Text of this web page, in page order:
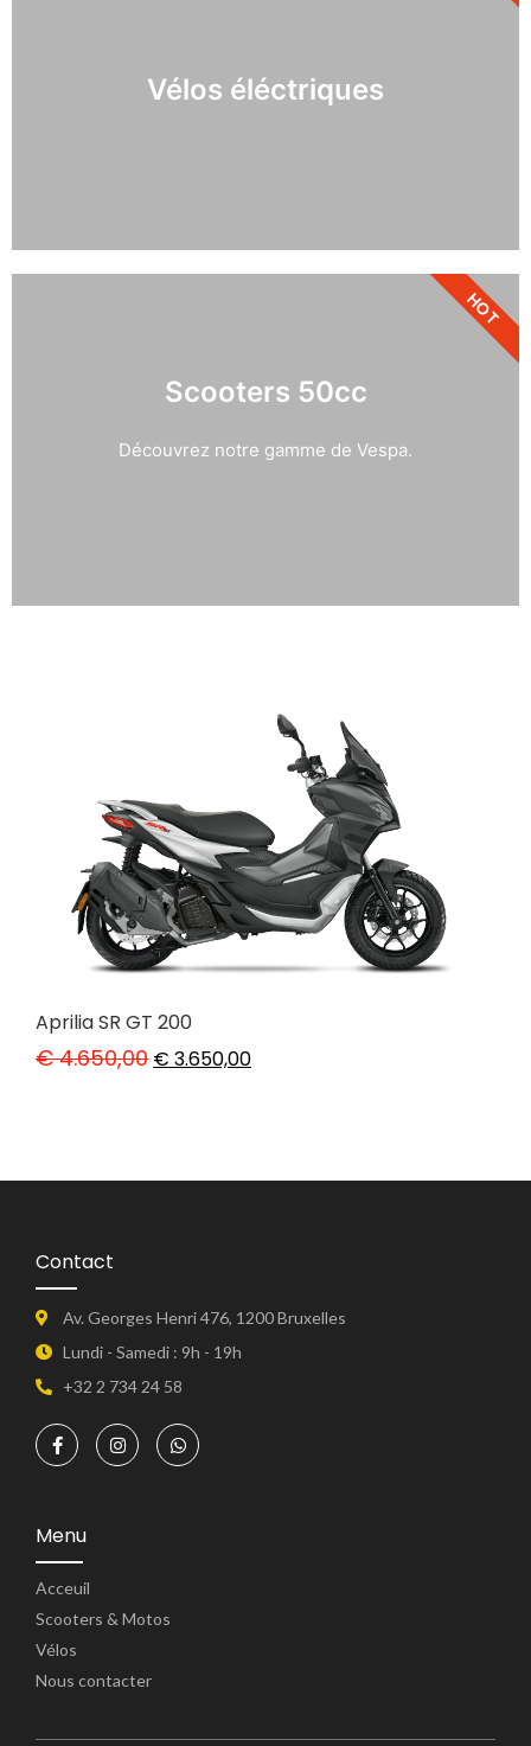
Vélos éléctriques
Scooters 50cc
Découvrez notre gamme de Vespa.
HOT
Aprilia SR GT 200
€4.650,00 € 3.650,00
Contact
Av. Georges Henri 476, 1200 Bruxelles
Lundi - Samedi : 9h - 19h
+32 2 734 24 58
Menu
Acceuil
Scooters & Motos
Vélos
Nous contacter